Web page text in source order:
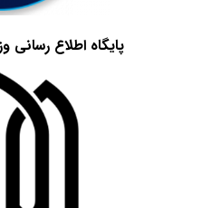
پایگاه اطلاع